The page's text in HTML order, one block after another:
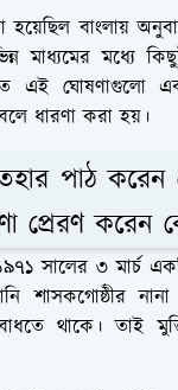
হয়েছিল বাংলায়
মাধ্যমের মধ্যে
এই ঘোষণাগুলো
ধারণা করা হয়।
পাঠ করেন
প্রেরণ করেন
সালের ৩ মার্চ
শাসকগোষ্ঠীর
থাকে। তাই